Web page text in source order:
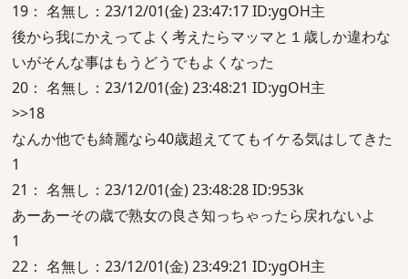
19： 名無し：23/12/01(金) 23:47:17 ID:ygOH主
後から我にかえってよく考えたらマッマと１歳しか違わな
いがそんな事はもうどうでもよくなった
20： 名無し：23/12/01(金) 23:48:21 ID:ygOH主
>>18
なんか他でも綺麗なら40歳超えててもイケる気はしてきた
1
21： 名無し：23/12/01(金) 23:48:28 ID:953k
あーあーその歳で熟女の良さ知っちゃったら戻れないよ
1
22： 名無し：23/12/01(金) 23:49:21 ID:ygOH主